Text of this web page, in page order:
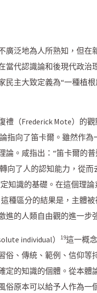
泛地為人所熟知，但在
代認識論和後現代政治
主大致定義為“一種植
（Frederick Mote）的
指向了笛卡爾。雖然作
。咸指出：“笛卡爾的
了人的認知能力，從而
知識的基礎。在這個理論
種區分的結果是，主體
進的人類自由觀的進一步
individual） 19這一概
、傳統、範例、信仰等
的知識的個體。從本體
原本可以給予人作為一